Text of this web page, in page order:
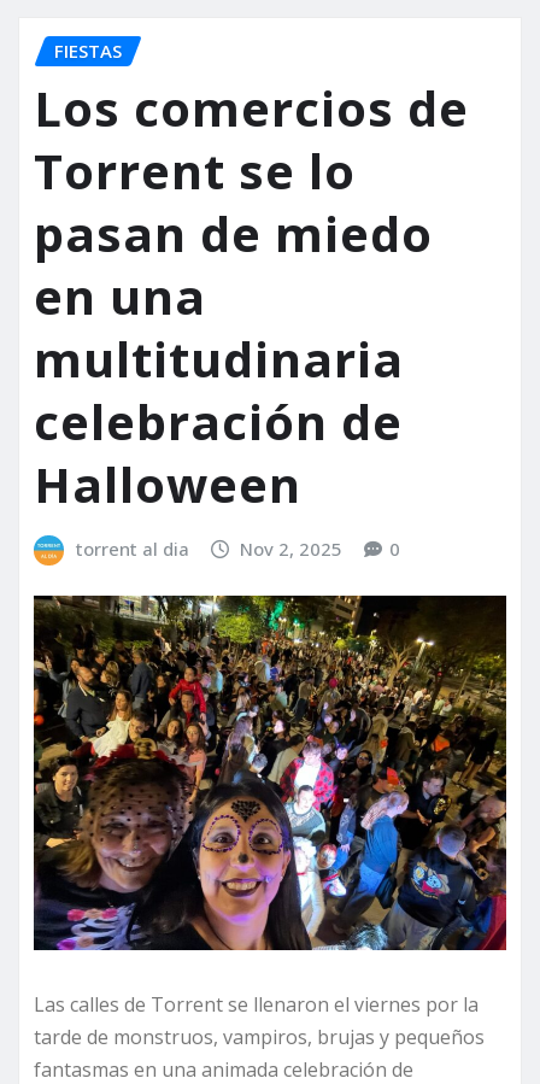
FIESTAS
Los comercios de
Torrent se lo
pasan de miedo
en una
multitudinaria
celebración de
Halloween
torrent al dia Nov 2, 2025 0
Las calles de Torrent se llenaron el viernes por la
tarde de monstruos, vampiros, brujas y pequeños
fantasmas en una animada celebración de